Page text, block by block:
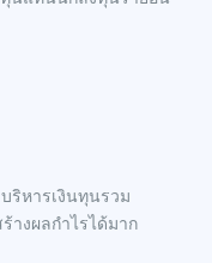
ริหารเงินทุนรวม
างผลกำไรได้มาก